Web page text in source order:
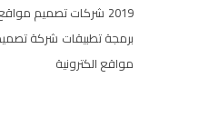
2019 شركات تصميم مواقع
برمجة تطبيقات شركة
مواقع الكترونية